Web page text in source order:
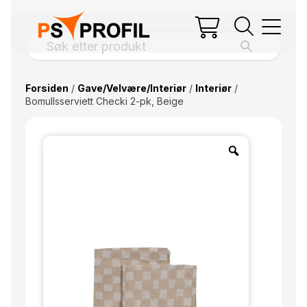
Forsiden / Gave/Velvære/Interiør/ Interiør/
Bomullsserviett Checki 2-pk, Beige